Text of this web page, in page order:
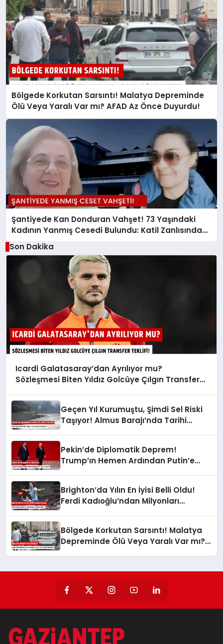
Bölgede Korkutan Sarsıntı! Malatya Depreminde
Ölü Veya Yaralı Var mı? AFAD Az Önce Duyurdu!
Şantiyede Kan Donduran Vahşet! 73 Yaşındaki
Kadının Yanmış Cesedi Bulundu: Katil Zanlısından
Akılalmaz İfade
Son Dakika
Icardi Galatasaray’dan Ayrılıyor mu?
Sözleşmesi Biten Yıldız Golcüye Çılgın Transfer
Geçen Yıl Kurumuştu, Şimdi Sel Riski
Taşıyor! Almus Barajı’nda Tarihi
Pekin’de Diplomatik Deprem!
Trump’ın Hemen Ardından Putin’e
Brighton’da Yılın En İyisi Belli Oldu!
Ferdi Kadıoğlu’ndan Milyonları
Bölgede Korkutan Sarsıntı! Malatya
Depreminde Ölü Veya Yaralı Var mı?